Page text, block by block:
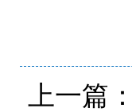
上一篇：